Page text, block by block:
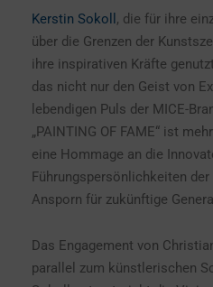
Kerstin Sokoll , die für ihre
über die Grenzen der
ihre inspirativen Kräfte
das nicht nur den Geist von
lebendigen Puls der MICE-
„PAINTING OF FAME“ ist
eine Hommage an die
Führungspersönlichkeiten
Ansporn für zukünftige
Das Engagement von
parallel zum künstlerischen